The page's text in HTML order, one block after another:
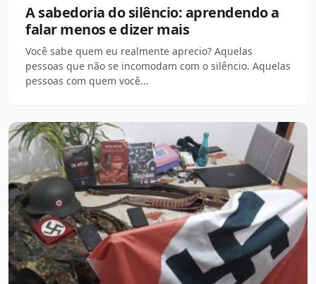
A sabedoria do silêncio: aprendendo a
falar menos e dizer mais
Você sabe quem eu realmente aprecio? Aquelas
pessoas que não se incomodam com o silêncio. Aquelas
pessoas com quem você...